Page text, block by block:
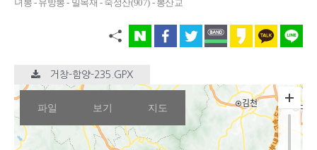
녀봉 - 유방봉 - 밀목재 - 숙성산(907) - 봉산교
거창-함양-235.GPX